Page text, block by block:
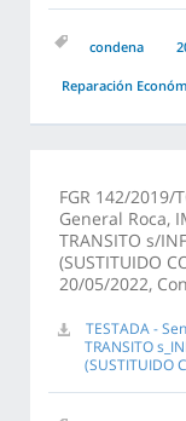
condena
Reparación
FGR 142/
General Roca,
TRANSITO s/
(SUSTITUIDO
20/05/2022,
TESTADA -
TRANSITO
(SUSTITUIDO